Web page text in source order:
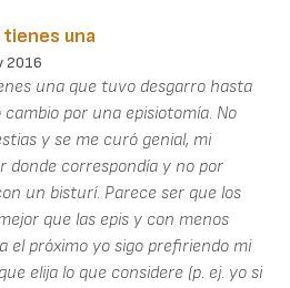
tienes una
2016
una que tuvo desgarro hasta
por una episiotomía. No
y se me curó genial, mi
donde correspondía y no por
un bisturí. Parece ser que los
que las epis y con menos
el próximo yo sigo prefiriendo mi
elija lo que considere (p. ej. yo si